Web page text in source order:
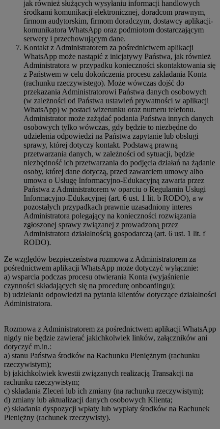
jak również służących wysyłaniu informacji handlowych
środkami komunikacji elektronicznej, doradcom prawnym,
firmom audytorskim, firmom doradczym, dostawcy aplikacji-
komunikatora WhatsApp oraz podmiotom dostarczającym
serwery i przechowującym dane.
Kontakt z Administratorem za pośrednictwem aplikacji
WhatsApp może nastąpić z inicjatywy Państwa, jak również
Administratora w przypadku konieczności skontaktowania się
z Państwem w celu dokończenia procesu zakładania Konta
(rachunku rzeczywistego). Może wówczas dojść do
przekazania Administratorowi Państwa danych osobowych
(w zależności od Państwa ustawień prywatności w aplikacji
WhatsApp) w postaci wizerunku oraz numeru telefonu.
Administrator może zażądać podania Państwa innych danych
osobowych tylko wówczas, gdy będzie to niezbędne do
udzielenia odpowiedzi na Państwa zapytanie lub obsługi
sprawy, której dotyczy kontakt. Podstawą prawną
przetwarzania danych, w zależności od sytuacji, będzie
niezbędność ich przetwarzania do podjęcia działań na żądanie
osoby, której dane dotyczą, przed zawarciem umowy albo
umowa o Usługę Informacyjno-Edukacyjną zawarta przez
Państwa z Administratorem w oparciu o Regulamin Usługi
Informacyjno-Edukacyjnej (art. 6 ust. 1 lit. b RODO), a w
pozostałych przypadkach prawnie uzasadniony interes
Administratora polegający na konieczności rozwiązania
zgłoszonej sprawy związanej z prowadzoną przez
Administratora działalnością gospodarczą (art. 6 ust. 1 lit. f
RODO).
Ze względów bezpieczeństwa rozmowa z Administratorem za
pośrednictwem aplikacji WhatsApp może dotyczyć wyłącznie:
a) wsparcia podczas procesu otwierania Konta (wyjaśnienie
czynności składających się na procedurę onboardingu);
b) udzielania odpowiedzi na pytania klientów dotyczące działalności
Administratora.
Rozmowa z Administratorem za pośrednictwem aplikacji WhatsApp
nigdy nie będzie zawierać jakichkolwiek linków, załączników ani
dotyczyć m.in.:
a) stanu Państwa środków na Rachunku Pieniężnym (rachunku
rzeczywistym);
b) jakichkolwiek kwestii związanych realizacją Transakcji na
rachunku rzeczywistym;
c) składania Zleceń lub ich zmiany (na rachunku rzeczywistym);
d) zmiany lub aktualizacji danych osobowych Klienta;
e) składania dyspozycji wpłaty lub wypłaty środków na Rachunek
Pieniężny (rachunek rzeczywisty).